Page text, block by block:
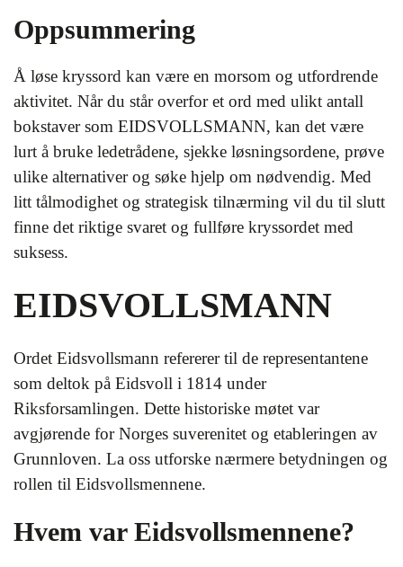
Oppsummering
Å løse kryssord kan være en morsom og utfordrende
aktivitet. Når du står overfor et ord med ulikt antall
bokstaver som EIDSVOLLSMANN, kan det være
lurt å bruke ledetrådene, sjekke løsningsordene, prøve
ulike alternativer og søke hjelp om nødvendig. Med
litt tålmodighet og strategisk tilnærming vil du til slutt
finne det riktige svaret og fullføre kryssordet med
suksess.
EIDSVOLLSMANN
Ordet Eidsvollsmann refererer til de representantene
som deltok på Eidsvoll i 1814 under
Riksforsamlingen. Dette historiske møtet var
avgjørende for Norges suverenitet og etableringen av
Grunnloven. La oss utforske nærmere betydningen og
rollen til Eidsvollsmennene.
Hvem var Eidsvollsmennene?